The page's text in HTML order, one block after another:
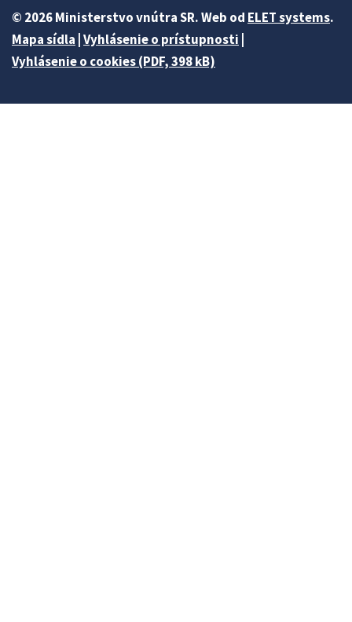
© 2026 Ministerstvo vnútra SR. Web od ELET systems.
Mapa sídla Vyhlásenie o prístupnosti
Vyhlásenie o cookies (PDF, 398 kB)